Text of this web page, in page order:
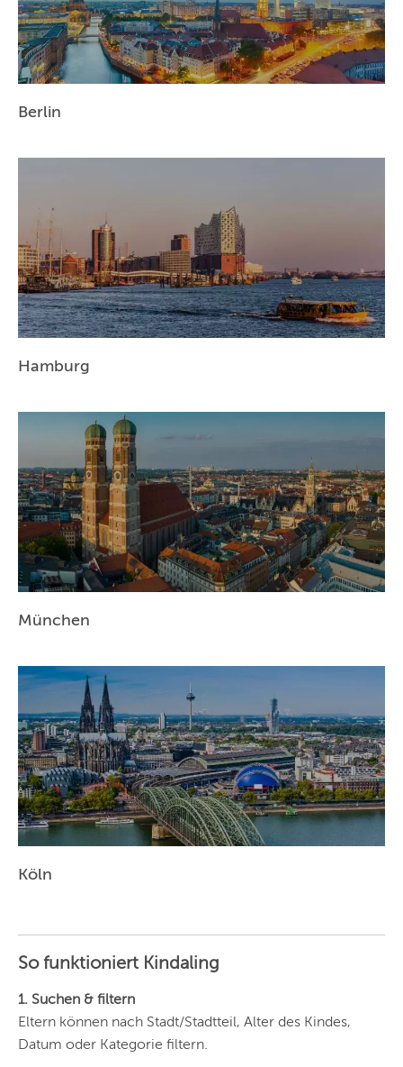
BERLIN
MÜNCHEN
DÜSSELDORF
STUTTGART
ESSEN
HANNOVER
ZÜRICH
Berlin
Hamburg
München
Köln
So funktioniert Kindaling
1. Suchen & filtern
Eltern können nach Stadt/Stadtteil, Alter des Kindes,
Datum oder Kategorie filtern.